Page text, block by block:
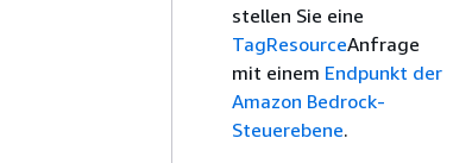
stellen Sie eine
TagResourceAnfrage
mit einem Endpunkt der
Amazon Bedrock-
Steuerebene.